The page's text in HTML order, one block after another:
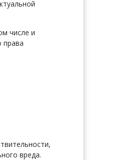
числе и
права
вреда.